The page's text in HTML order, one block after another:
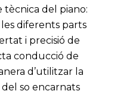
tècnica del piano:
diferents parts
i precisió de
conducció de
d’utilitzar la
so encarnats